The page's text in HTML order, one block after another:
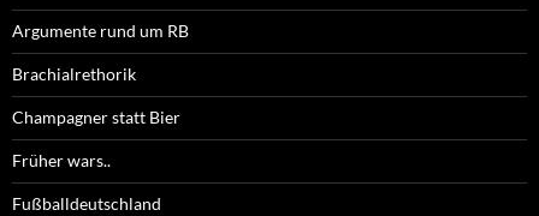
Argumente rund um RB
Brachialrethorik
Champagner statt Bier
Früher wars..
Fußballdeutschland